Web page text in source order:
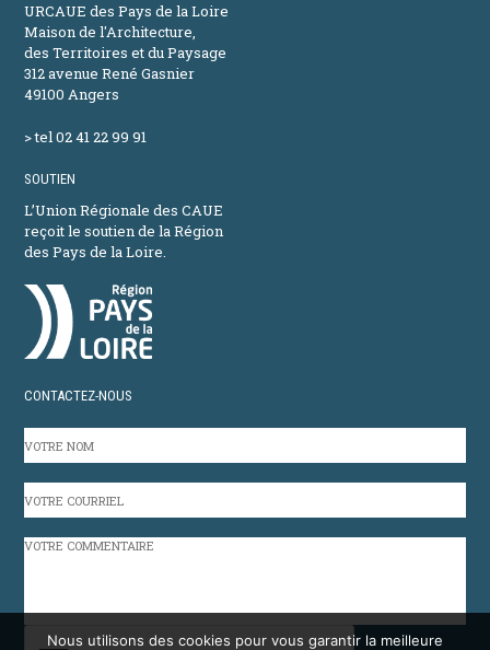
URCAUE des Pays de la Loire
Maison de l'Architecture,
des Territoires et du Paysage
312 avenue René Gasnier
49100 Angers
> tel 02 41 22 99 91
SOUTIEN
L’Union Régionale des CAUE
reçoit le soutien de la Région
des Pays de la Loire.
CONTACTEZ-NOUS
NOM
COURRIEL
VOTRE
CAPTCHA
Nous utilisons des cookies pour vous garantir la meilleure